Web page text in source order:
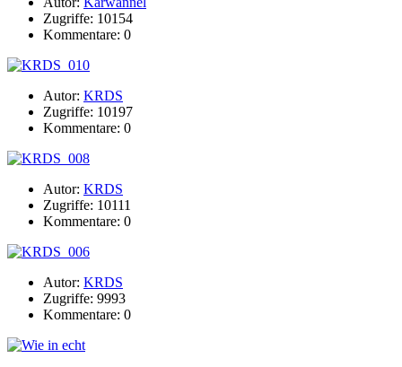
Zugriffe: 10154
Kommentare: 0
Autor: KRDS
Zugriffe: 10197
Kommentare: 0
Autor: KRDS
Zugriffe: 10111
Kommentare: 0
Autor: KRDS
Zugriffe: 9993
Kommentare: 0